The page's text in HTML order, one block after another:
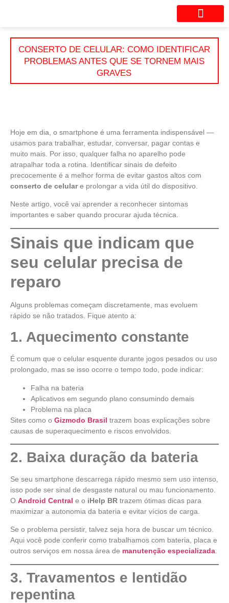
CONSERTO DE CELULAR: COMO IDENTIFICAR
PROBLEMAS ANTES QUE SE TORNEM MAIS
GRAVES
Hoje em dia, o smartphone é uma ferramenta indispensável —
usamos para trabalhar, estudar, conversar, pagar contas e
muito mais. Por isso, qualquer falha no aparelho pode
atrapalhar toda a rotina. Identificar sinais de defeito
precocemente é a melhor forma de evitar gastos altos com
conserto de celulare prolongar a vida útil do dispositivo.
Neste artigo, você vai aprender a reconhecer sintomas
importantes e saber quando procurar ajuda técnica.
Sinais que indicam que
seu celular precisa de
reparo
Alguns problemas começam discretamente, mas evoluem
rápido se não tratados. Fique atento a:
1. Aquecimento constante
É comum que o celular esquente durante jogos pesados ou uso
prolongado, mas se isso ocorre o tempo todo, pode indicar:
Falha na bateria
Aplicativos em segundo plano consumindo demais
Problema na placa
Sites como o Gizmodo Brasil trazem boas explicações sobre
causas de superaquecimento e riscos envolvidos.
2. Baixa duração da bateria
Se seu smartphone descarrega rápido mesmo sem uso intenso,
isso pode ser sinal de desgaste natural ou mau funcionamento.
O Android Central e o iHelp BR trazem ótimas dicas para
maximizar a autonomia da bateria e evitar vícios de carga.
Se o problema persistir, talvez seja hora de buscar um técnico.
Aqui você pode conferir como trabalhamos com bateria, placa e
outros serviços em nossa área de manutenção especializada.
3. Travamentos e lentidão
repentina